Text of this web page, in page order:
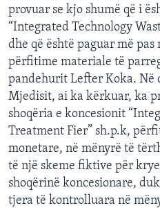
provuar se kjo shumë që i
“Integrated Technology
dhe që është paguar më
përfitime materiale të
pandehurit Lefter Koka. Në
Mjedisit, ai ka kërkuar, ka
shoqëria e koncesionit
Treatment Fier” sh.p.k,
monetare, në mënyrë të
të një skeme fiktive për
shoqërinë koncesionare,
tjera të kontrolluara në